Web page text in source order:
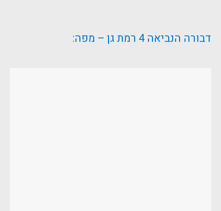
דבורה הנביאה 4 רמת גן – מפה: